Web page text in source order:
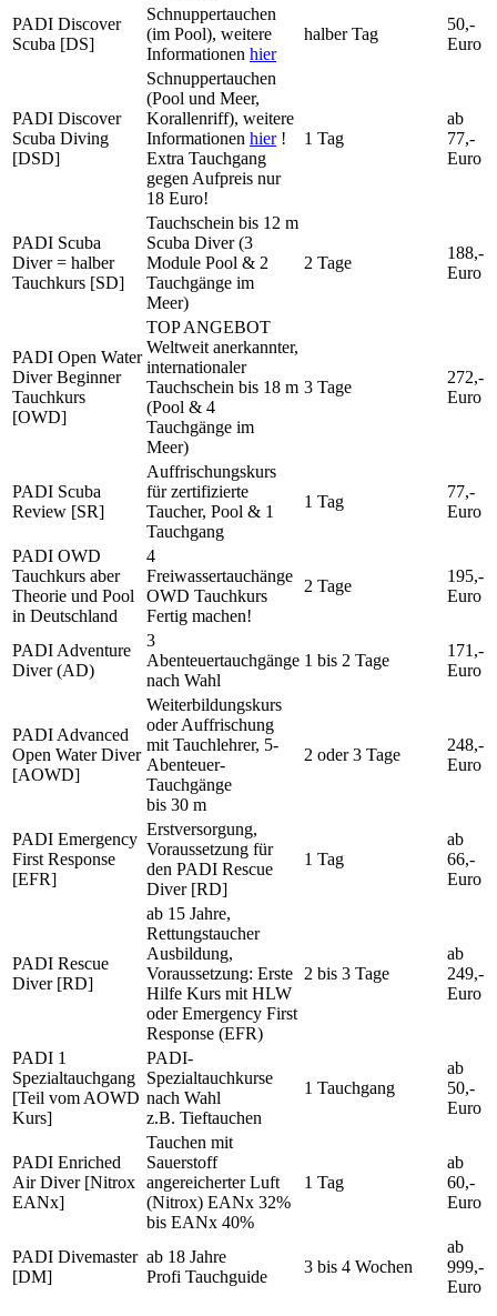
PADI Discover
Scuba [DS]
Schnuppertauchen
(im Pool), weitere
Informationen hier
halber Tag
50,-
Euro
PADI Discover
Scuba Diving
[DSD]
Schnuppertauchen
(Pool und Meer,
Korallenriff), weitere
Informationen hier!
Extra Tauchgang
gegen Aufpreis nur
18 Euro!
1 Tag
ab
77,-
Euro
PADI Scuba
Diver = halber
Tauchkurs [SD]
Tauchschein bis 12 m
Scuba Diver (3
Module Pool & 2
Tauchgänge im
Meer)
2 Tage
188,-
Euro
PADI Open Water
Diver Beginner
Tauchkurs
[OWD]
TOP ANGEBOT
Weltweit anerkannter,
internationaler
Tauchschein bis 18 m
(Pool & 4
Tauchgänge im
Meer)
3 Tage
272,-
Euro
PADI Scuba
Review [SR]
Auffrischungskurs
für zertifizierte
Taucher, Pool & 1
Tauchgang
1 Tag
77,-
Euro
PADI OWD
Tauchkurs aber
Theorie und Pool
in Deutschland
4
Freiwassertauchänge
OWD Tauchkurs
Fertig machen!
2 Tage
195,-
Euro
PADI Adventure
Diver (AD)
3
Abenteuertauchgänge
nach Wahl
1 bis 2 Tage
171,-
Euro
PADI Advanced
Open Water Diver
[AOWD]
Weiterbildungskurs
oder Auffrischung
mit Tauchlehrer, 5-
Abenteuer-
Tauchgänge
bis 30 m
2 oder 3 Tage
248,-
Euro
PADI Emergency
First Response
[EFR]
Erstversorgung,
Voraussetzung für
den PADI Rescue
Diver [RD]
1 Tag
ab
66,-
Euro
PADI Rescue
Diver [RD]
ab 15 Jahre,
Rettungstaucher
Ausbildung,
Voraussetzung: Erste
Hilfe Kurs mit HLW
oder Emergency First
Response (EFR)
2 bis 3 Tage
ab
249,-
Euro
PADI 1
Spezialtauchgang
[Teil vom AOWD
Kurs]
PADI-
Spezialtauchkurse
nach Wahl
z.B. Tieftauchen
1 Tauchgang
ab
50,-
Euro
PADI Enriched
Air Diver [Nitrox
EANx]
Tauchen mit
Sauerstoff
angereicherter Luft
(Nitrox) EANx 32%
bis EANx 40%
1 Tag
ab
60,-
Euro
PADI Divemaster
[DM]
ab 18 Jahre
Profi Tauchguide
3 bis 4 Wochen
ab
999,-
Euro